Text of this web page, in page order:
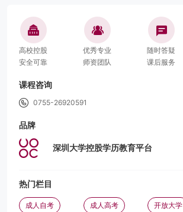
高校控股
安全可靠
优秀专业
师资团队
随时答疑
课后服务
课程咨询
0755-26920591
品牌
深圳大学控股学历教育平台
热门栏目
成人自考 成人高考 开放大学